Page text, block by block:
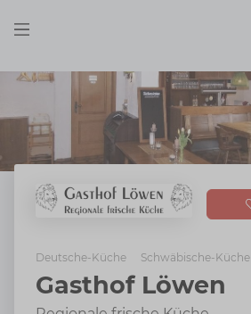
Deutsche-Küche Schwäbische-Küche
Gasthof Löwen